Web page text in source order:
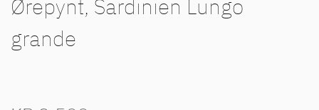
Ørepynt, Sardinien Lungo
grande